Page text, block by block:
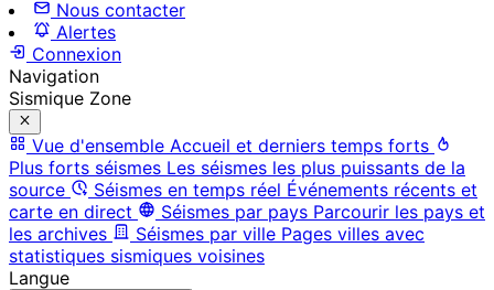
Nous contacter
Alertes
Connexion
Navigation
Sismique Zone
Vue d'ensemble Accueil et derniers temps forts
Plus forts séismes Les séismes les plus puissants de la
source
Séismes en temps réel Événements récents et
carte en direct
Séismes par pays Parcourir les pays et
les archives
Séismes par ville Pages villes avec
statistiques sismiques voisines
Langue